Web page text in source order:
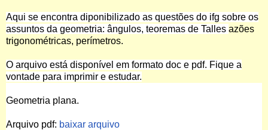
Aqui se encontra diponibilizado as questões do ifg sobre os
assuntos da geometria: ângulos, teoremas de Talles azões
trigonométricas, perímetros.
O arquivo está disponível em formato doc e pdf. Fique a
vontade para imprimir e estudar.
Geometria plana.
Arquivo pdf: baixar arquivo